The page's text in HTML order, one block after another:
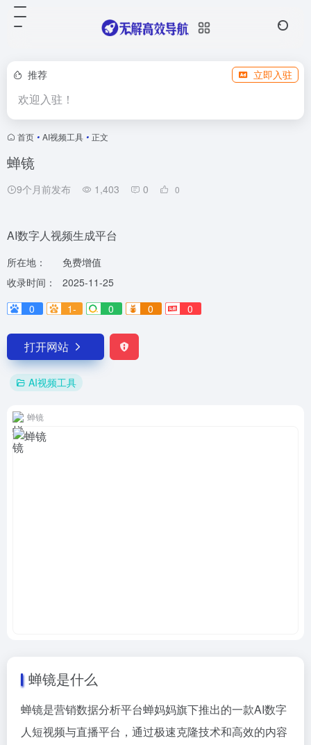
推荐 立即入驻
欢迎入驻！
首页 • AI视频工具 • 正文
蝉镜
9个月前发布 1,403 0 0
AI数字人视频生成平台
所在地：
免费增值
收录时间：
2025-11-25
0
1- 0 0 0
打开网站
AI视频工具
蝉镜
蝉镜是什么
蝉镜是营销数据分析平台蝉妈妈旗下推出的一款AI数字
人短视频与直播平台，通过极速克隆技术和高效的内容